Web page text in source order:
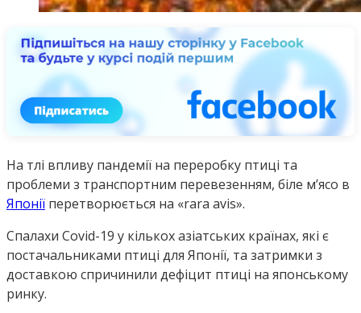
На тлі впливу пандемії на переробку птиці та
проблеми з транспортним перевезенням, біле м’ясо в
Японії перетворюється на «rara avis».
Спалахи Covid-19 у кількох азіатських країнах, які є
постачальниками птиці для Японії, та затримки з
доставкою спричинили дефіцит птиці на японському
ринку.